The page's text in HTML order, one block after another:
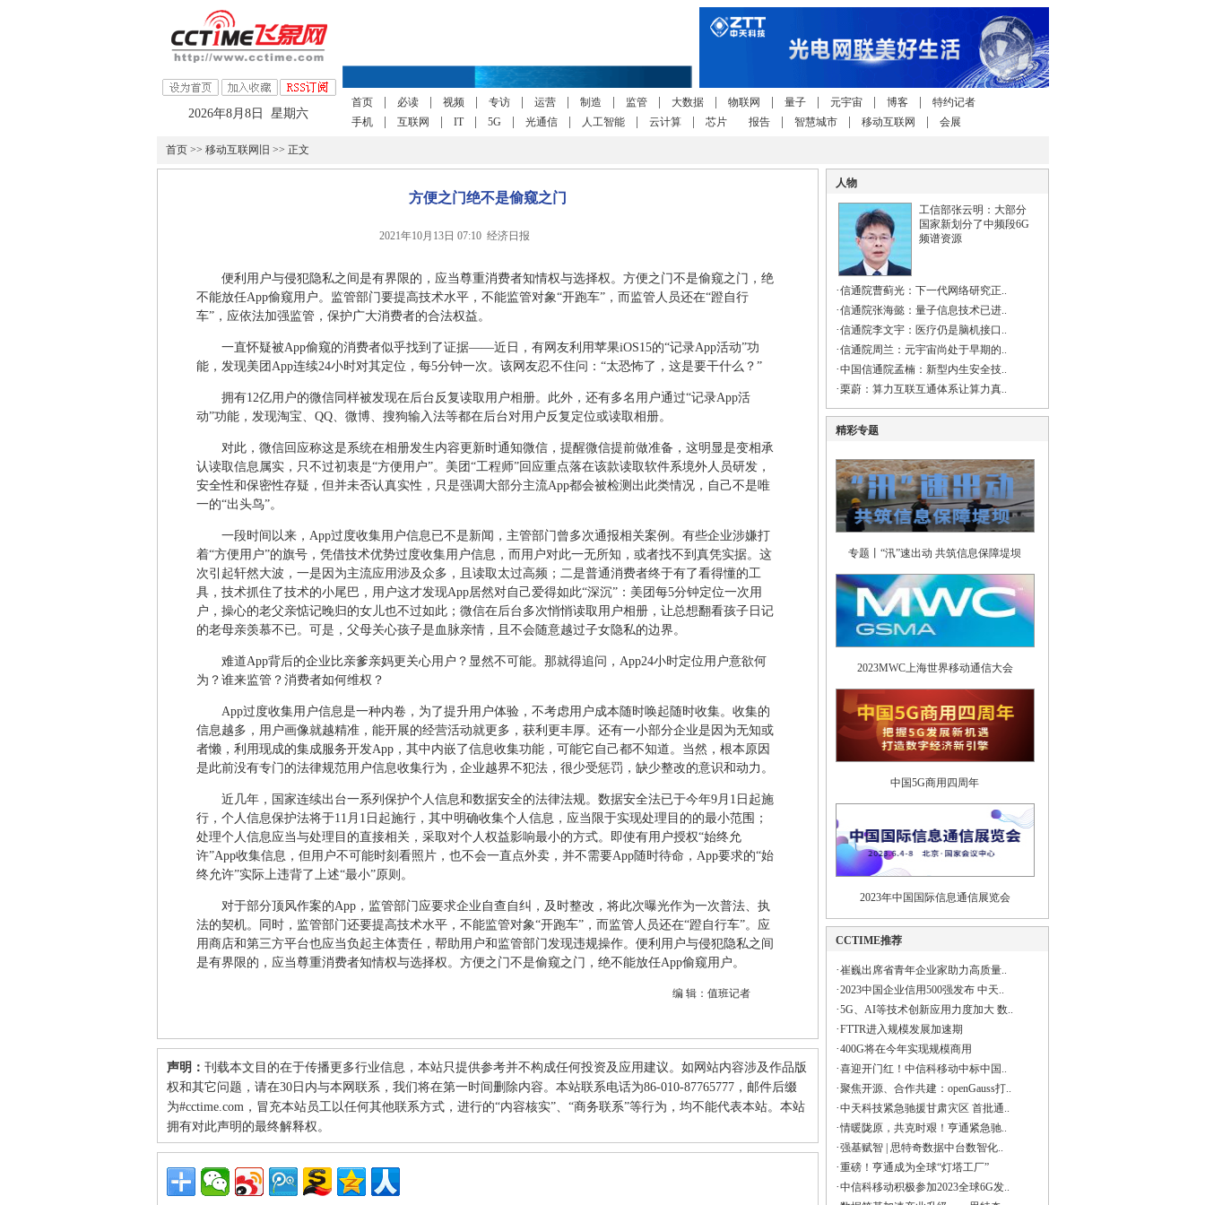
2026年8月8日 星期六
首页 必读 视频 专访 运营 制造 监管 大数据 物联网 量子 元宇宙 博客
特约记者
手机
互联网 IT 5G 光通信 人工智能 云计算 芯片 报告 智慧城市 移动互联网 会展
首页>> 移动互联网旧 >> 正文
方便之门绝不是偷窥之门
2021年10月13日 07:10 经济日报
便利用户与侵犯隐私之间是有界限的，应当尊重消费者知情权与选择权。方便之门不是偷窥之门，绝
不能放任App偷窥用户。监管部门要提高技术水平，不能监管对象“开跑车”，而监管人员还在“蹬自行
车”，应依法加强监管，保护广大消费者的合法权益。
一直怀疑被App偷窥的消费者似乎找到了证据——近日，有网友利用苹果iOS15的“记录App活动”功
能，发现美团App连续24小时对其定位，每5分钟一次。该网友忍不住问：“太恐怖了，这是要干什么？”
拥有12亿用户的微信同样被发现在后台反复读取用户相册。此外，还有多名用户通过“记录App活
动”功能，发现淘宝、QQ、微博、搜狗输入法等都在后台对用户反复定位或读取相册。
对此，微信回应称这是系统在相册发生内容更新时通知微信，提醒微信提前做准备，这明显是变相承
认读取信息属实，只不过初衷是“方便用户”。美团“工程师”回应重点落在该款读取软件系境外人员研发，
安全性和保密性存疑，但并未否认真实性，只是强调大部分主流App都会被检测出此类情况，自己不是唯
一的“出头鸟”。
一段时间以来，App过度收集用户信息已不是新闻，主管部门曾多次通报相关案例。有些企业涉嫌打
着“方便用户”的旗号，凭借技术优势过度收集用户信息，而用户对此一无所知，或者找不到真凭实据。这
次引起轩然大波，一是因为主流应用涉及众多，且读取太过高频；二是普通消费者终于有了看得懂的工
具，技术抓住了技术的小尾巴，用户这才发现App居然对自己爱得如此“深沉”：美团每5分钟定位一次用
户，操心的老父亲惦记晚归的女儿也不过如此；微信在后台多次悄悄读取用户相册，让总想翻看孩子日记
的老母亲羡慕不已。可是，父母关心孩子是血脉亲情，且不会随意越过子女隐私的边界。
难道App背后的企业比亲爹亲妈更关心用户？显然不可能。那就得追问，App24小时定位用户意欲何
为？谁来监管？消费者如何维权？
App过度收集用户信息是一种内卷，为了提升用户体验，不考虑用户成本随时唤起随时收集。收集的
信息越多，用户画像就越精准，能开展的经营活动就更多，获利更丰厚。还有一小部分企业是因为无知或
者懒，利用现成的集成服务开发App，其中内嵌了信息收集功能，可能它自己都不知道。当然，根本原因
是此前没有专门的法律规范用户信息收集行为，企业越界不犯法，很少受惩罚，缺少整改的意识和动力。
近几年，国家连续出台一系列保护个人信息和数据安全的法律法规。数据安全法已于今年9月1日起施
行，个人信息保护法将于11月1日起施行，其中明确收集个人信息，应当限于实现处理目的的最小范围；
处理个人信息应当与处理目的直接相关，采取对个人权益影响最小的方式。即使有用户授权“始终允
许”App收集信息，但用户不可能时刻看照片，也不会一直点外卖，并不需要App随时待命，App要求的“始
终允许”实际上违背了上述“最小”原则。
对于部分顶风作案的App，监管部门应要求企业自查自纠，及时整改，将此次曝光作为一次普法、执
法的契机。同时，监管部门还要提高技术水平，不能监管对象“开跑车”，而监管人员还在“蹬自行车”。应
用商店和第三方平台也应当负起主体责任，帮助用户和监管部门发现违规操作。便利用户与侵犯隐私之间
是有界限的，应当尊重消费者知情权与选择权。方便之门不是偷窥之门，绝不能放任App偷窥用户。
编 辑：值班记者
声明： 刊载本文目的在于传播更多行业信息，本站只提供参考并不构成任何投资及应用建议。如网站内容涉及作品版
权和其它问题，请在30日内与本网联系，我们将在第一时间删除内容。本站联系电话为86-010-87765777，邮件后缀
为#cctime.com，冒充本站员工以任何其他联系方式，进行的“内容核实”、“商务联系”等行为，均不能代表本站。本站
拥有对此声明的最终解释权。
人物
工信部张云明：大部分
国家新划分了中频段6G
频谱资源
·信通院曹蓟光：下一代网络研究正..
·信通院张海懿：量子信息技术已进..
·信通院李文宇：医疗仍是脑机接口..
·信通院周兰：元宇宙尚处于早期的..
·中国信通院孟楠：新型内生安全技..
·栗蔚：算力互联互通体系让算力真..
精彩专题
专题丨“汛”速出动 共筑信息保障堤坝
2023MWC上海世界移动通信大会
中国5G商用四周年
2023年中国国际信息通信展览会
CCTIME推荐
·崔巍出席省青年企业家助力高质量..
·2023中国企业信用500强发布 中天..
·5G、AI等技术创新应用力度加大 数..
·FTTR进入规模发展加速期
·400G将在今年实现规模商用
·喜迎开门红！中信科移动中标中国..
·聚焦开源、合作共建：openGauss打..
·中天科技紧急驰援甘肃灾区 首批通..
·情暖陇原，共克时艰！亨通紧急驰..
·强基赋智 | 思特奇数据中台数智化..
·重磅！亨通成为全球“灯塔工厂”
·中信科移动积极参加2023全球6G发..